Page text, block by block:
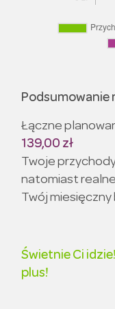
Podsumowanie
Łączne
139,00 zł
Twoje
natomiast
Twój
Świetnie Ci
plus!